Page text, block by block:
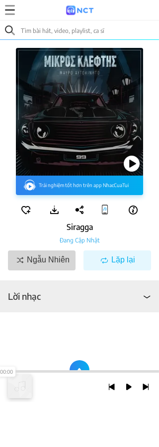
Trải nghiệm tốt hơn trên app NhacCuaTui
Siragga
Đang Cập Nhật
Ngẫu Nhiên Lặp lại
Lời nhạc
00:00